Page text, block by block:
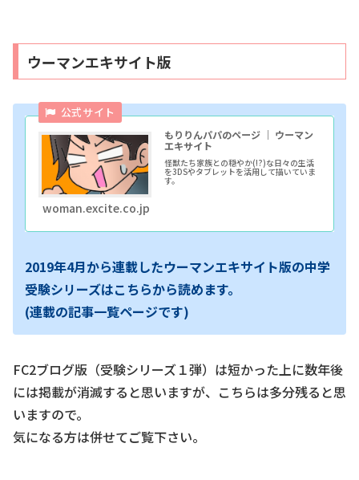
ウーマンエキサイト版
もりりんパパのページ ｜ ウーマン
エキサイト
怪獣たち家族との穏やか(!?)な日々の生活
を3DSやタブレットを活用して描いていま
す。
woman.excite.co.jp
2019年4月から連載したウーマンエキサイト版の中学
受験シリーズはこちらから読めます。
(連載の記事一覧ページです)
FC2ブログ版（受験シリーズ１弾）は短かった上に数年後
には掲載が消滅すると思いますが、こちらは多分残ると思
いますので。
気になる方は併せてご覧下さい。